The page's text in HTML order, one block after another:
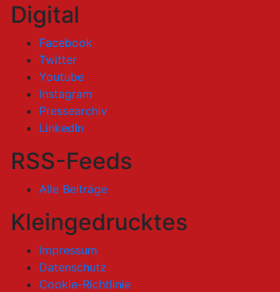
Digital
Facebook
Twitter
Youtube
Instagram
Pressearchiv
LinkedIn
RSS-Feeds
Alle Beiträge
Kleingedrucktes
Impressum
Datenschutz
Cookie-Richtlinie